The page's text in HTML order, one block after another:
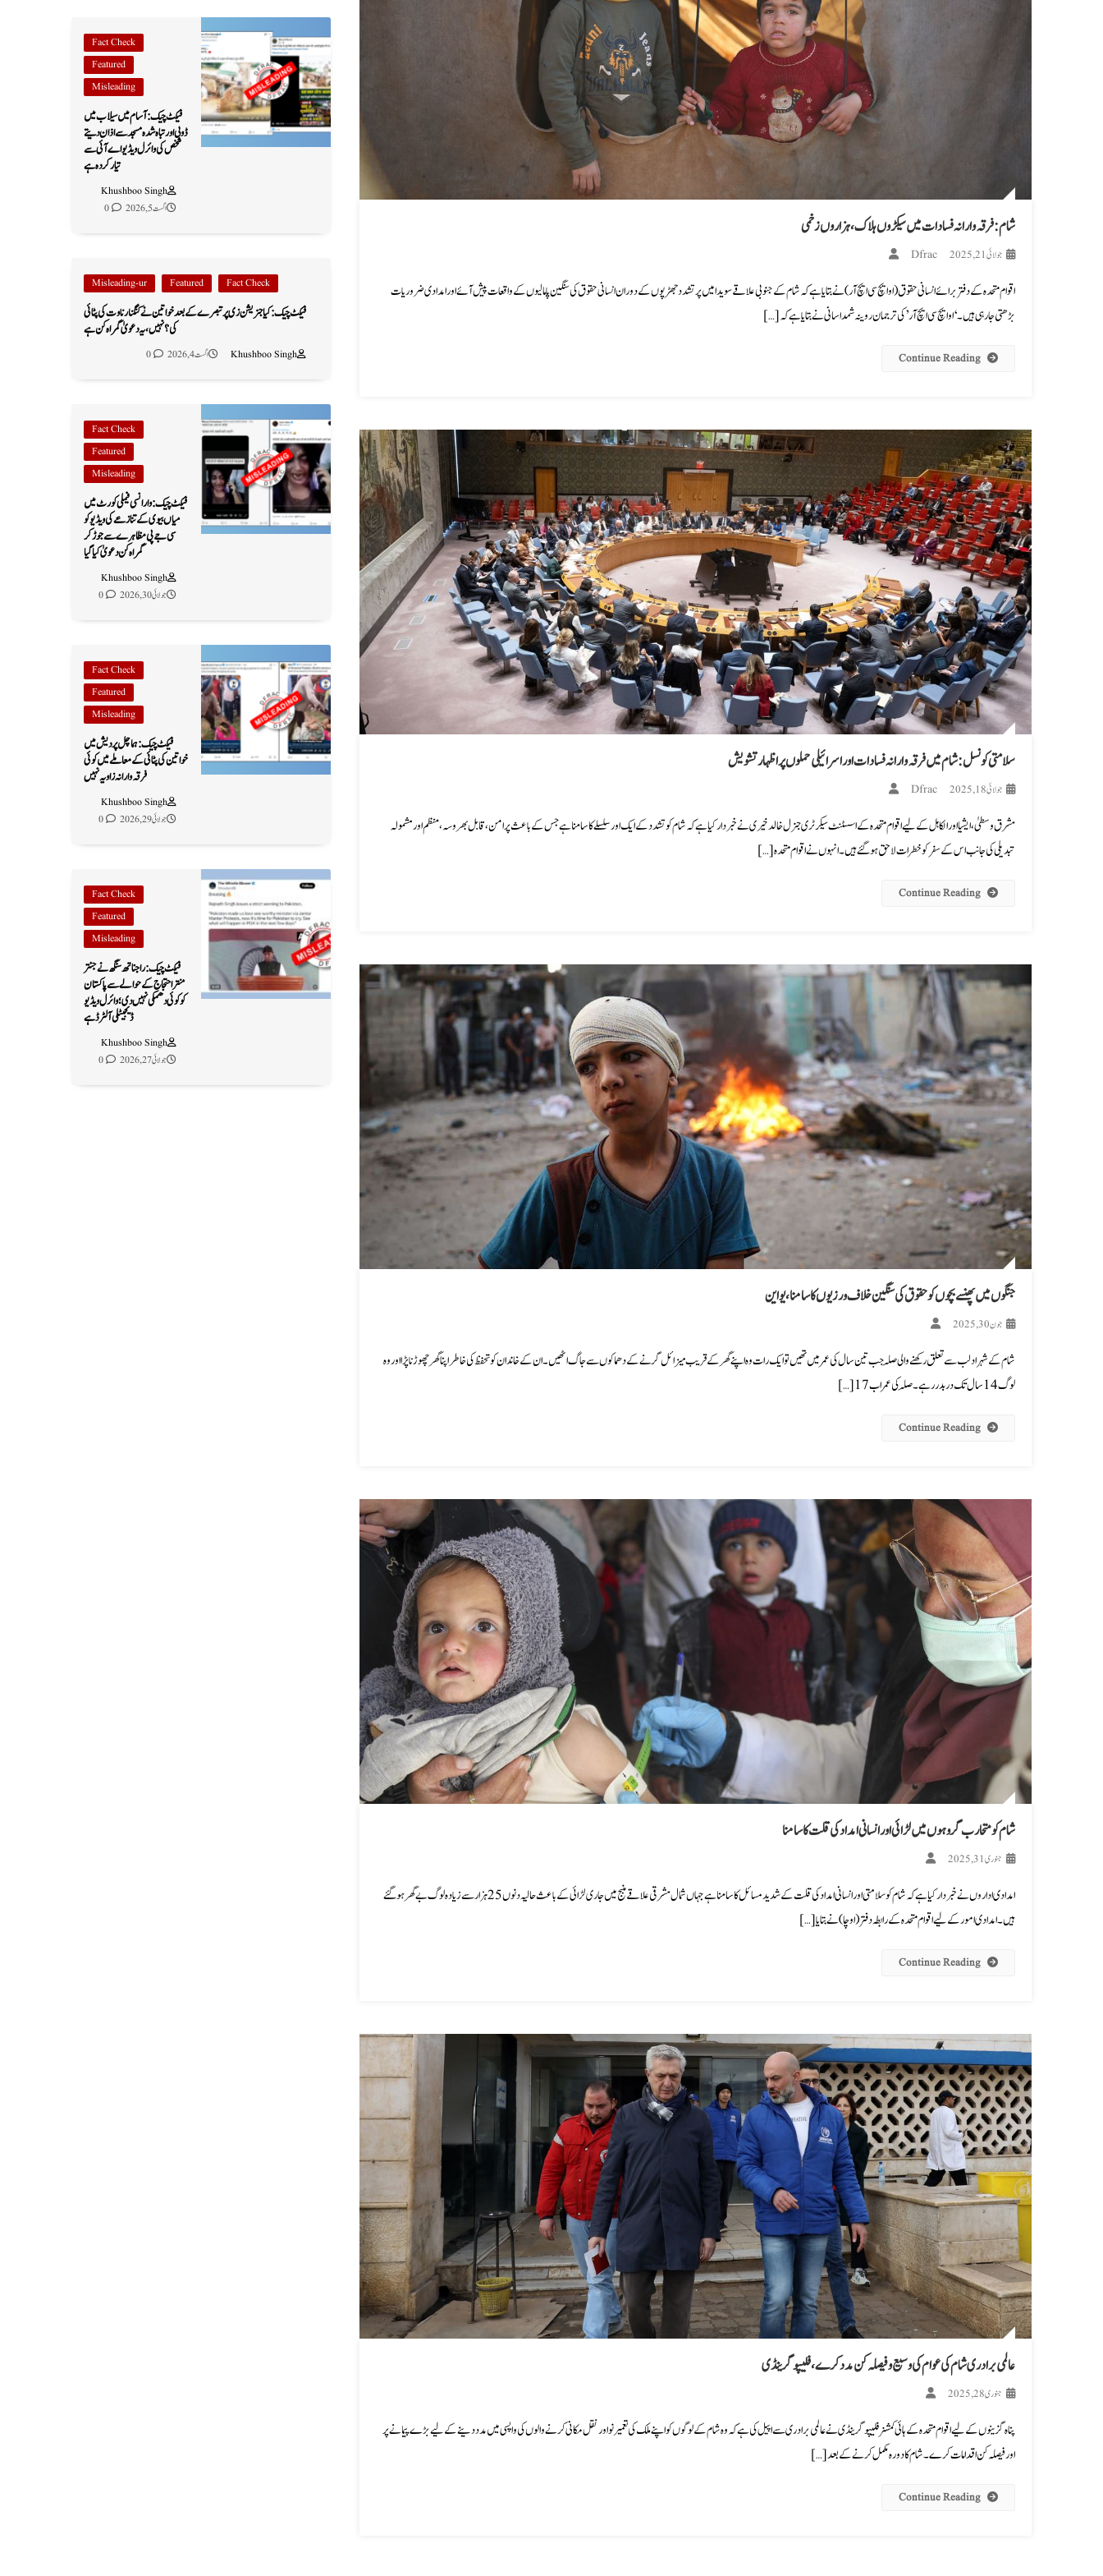
شام: فرقہ وارانہ فسادات میں سیکڑوں ہلاک، ہزاروں زخمی
جولائی 21, 2025 Dfrac
اقوام متحدہ کے دفتر برائے انسانی حقوق (او ایچ سی ایچ آر) نے بتایا ہے کہ شام کے جنوبی علاقے سویدا میں پرتشدد جھڑپوں کے دوران انسانی حقوق کی سنگین پامالیوں کے واقعات پیش آئے اور امدادی ضروریات
بڑھتی جا رہی ہیں۔ ‘او ایچ سی ایچ آر’ کی ترجمان روینہ شمداسانی نے بتایا ہے کہ […]
Continue Reading
سلامتی کونسل: شام میں فرقہ وارانہ فسادات اور اسرائیلی حملوں پر اظہار تشویش
جولائی 18, 2025 Dfrac
مشرق وسطیٰ، ایشیا اور الکاہل کے لیے اقوام متحدہ کے اسسٹنٹ سیکرٹری جنرل خالد خیری نے خبردار کیا ہے کہ شام کو تشدد کے ایک اور سلسلے کا سامنا ہے جس کے باعث پرامن، قابل بھروسہ، منظم اور مشمولہ
تبدیلی کی جانب اس کے سفر کو خطرات لاحق ہو گئے ہیں۔ انہوں نے اقوام متحدہ […]
Continue Reading
جنگوں میں پھنسے بچوں کو حقوق کی سنگین خلاف ورزیوں کا سامنا، یو این
جون 30, 2025
شام کے شہر ادلب سے تعلق رکھنے والی صِلہ جب تین سال کی عمر میں تھیں تو ایک رات وہ اپنے گھر کے قریب میزائل گرنے کے دھماکوں سے جاگ اٹھیں۔ ان کے خاندان کو تحفظ کی خاطر اپنا گھر چھوڑنا پڑا اور وہ
لوگ 14 سال تک دربدر رہے۔ صِلہ کی عمر اب 17 […]
Continue Reading
شام کو متحارب گروہوں میں لڑائی اور انسانی امداد کی قلت کا سامنا
جنوری 31, 2025
امدادی اداروں نے خبردار کیا ہے کہ شام کو سلامتی اور انسانی امداد کی قلت کے شدید مسائل کا سامنا ہے جہاں شمال مشرقی علاقے منبج میں جاری لڑائی کے باعث حالیہ دنوں 25 ہزار سے زیادہ لوگ بے گھر ہو گئے
ہیں۔ امدادی امور کے لیے اقوام متحدہ کے رابطہ دفتر (اوچا) نے بتایا […]
Continue Reading
عالمی برادری شام کی عوام کی وسیع و فیصلہ کن مدد کرے، فلیپو گرینڈی
جنوری 28, 2025
پناہ گزینوں کے لیے اقوام متحدہ کے ہائی کمشنر فلیپو گرینڈی نے عالمی برادری سے اپیل کی ہے کہ وہ شام کے لوگوں کو اپنے ملک کی تعمیرنو اور نقل مکانی کرنے والوں کی واپسی میں مدد دینے کے لیے بڑے پیمانے پر
اور فیصلہ کن اقدامات کرے۔ شام کا دورہ مکمل کرنے کے بعد […]
Continue Reading
Fact Check
Featured
Misleading
فیکٹ چیک: آسام میں سیلاب میں
ڈوبی اور تباہ شدہ مسجد سے اذان دیتے
شخص کی وائرل ویڈیو اے آئی سے
تیار کردہ ہے
Khushboo Singh
اگست 5, 2026
0
Fact Check
Featured
Misleading-ur
فیکٹ چیک: کیا جنریشن زی پر تبصرے کے بعد خواتین نے کنگنا رناوت کی پٹائی
کی؟ نہیں، یہ دعویٰ گمراہ کن ہے
Khushboo Singh اگست 4, 2026 0
Fact Check
Featured
Misleading
فیکٹ چیک: وارانسی فیملی کورٹ میں
میاں بیوی کے تنازعے کی ویڈیو کو
سی جے پی مظاہرے سے جوڑ کر
گمراہ کن دعویٰ کیا گیا
Khushboo Singh
جولائی 30, 2026
0
Fact Check
Featured
Misleading
فیکٹ چیک: ہماچل پردیش میں
خواتین کی پٹائی کے معاملے میں کوئی
فرقہ وارانہ زاویہ نہیں
Khushboo Singh
جولائی 29, 2026
0
Fact Check
Featured
Misleading
فیکٹ چیک: راجناتھ سنگھ نے جنتر
منتر احتجاج کے حوالے سے پاکستان
کو کوئی دھمکی نہیں دی؛ وائرل ویڈیو
ڈیجیٹلی آلٹرڈ ہے
Khushboo Singh
جولائی 27, 2026
0